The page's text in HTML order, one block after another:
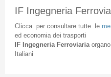
IF Ingegneria
Cliccaper consultare tuttele
ed economia dei trasporti
IF Ingegneria Ferroviaria organo
Italiani